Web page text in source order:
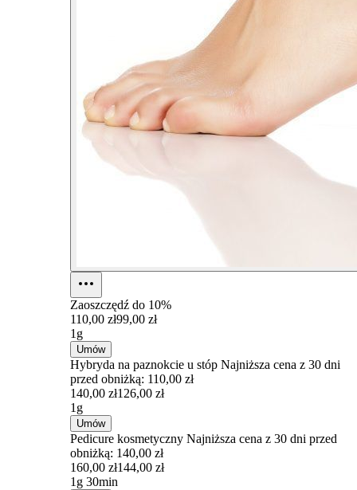
Zaoszczędź do 10%
110,00 zł99,00 zł
1g
Umów
Hybryda na paznokcie u stóp Najniższa cena z 30 dni
przed obniżką: 110,00 zł
140,00 zł126,00 zł
1g
Umów
Pedicure kosmetyczny Najniższa cena z 30 dni przed
obniżką: 140,00 zł
160,00 zł144,00 zł
1g 30min